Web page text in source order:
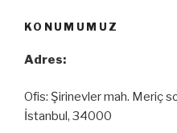
KONUMUMUZ
Adres:
Ofis: Şirinevler mah. Meriç
İstanbul, 34000